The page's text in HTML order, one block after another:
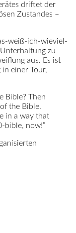
driftet der
Zustandes –
weiß-ich-wieviel-
zu
aus. Es ist
einer Tour,
Bible? Then
the Bible.
in a way that
bible, now!”